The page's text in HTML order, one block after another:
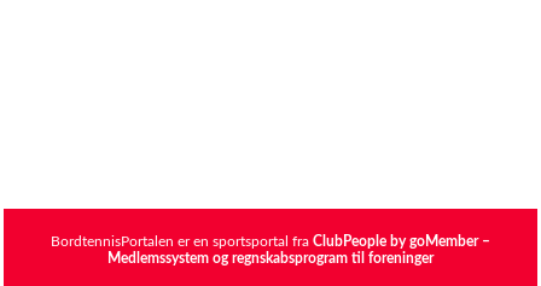
BordtennisPortalen er en sportsportal fra ClubPeople by goMember –
Medlemssystem og regnskabsprogram til foreninger